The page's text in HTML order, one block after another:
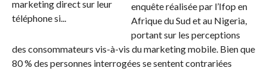
enquête réalisée par l’Ifop en
Afrique du Sud et au Nigeria,
portant sur les perceptions
des consommateurs vis-à-vis du marketing mobile. Bien que
80 % des personnes interrogées se sentent contrariées